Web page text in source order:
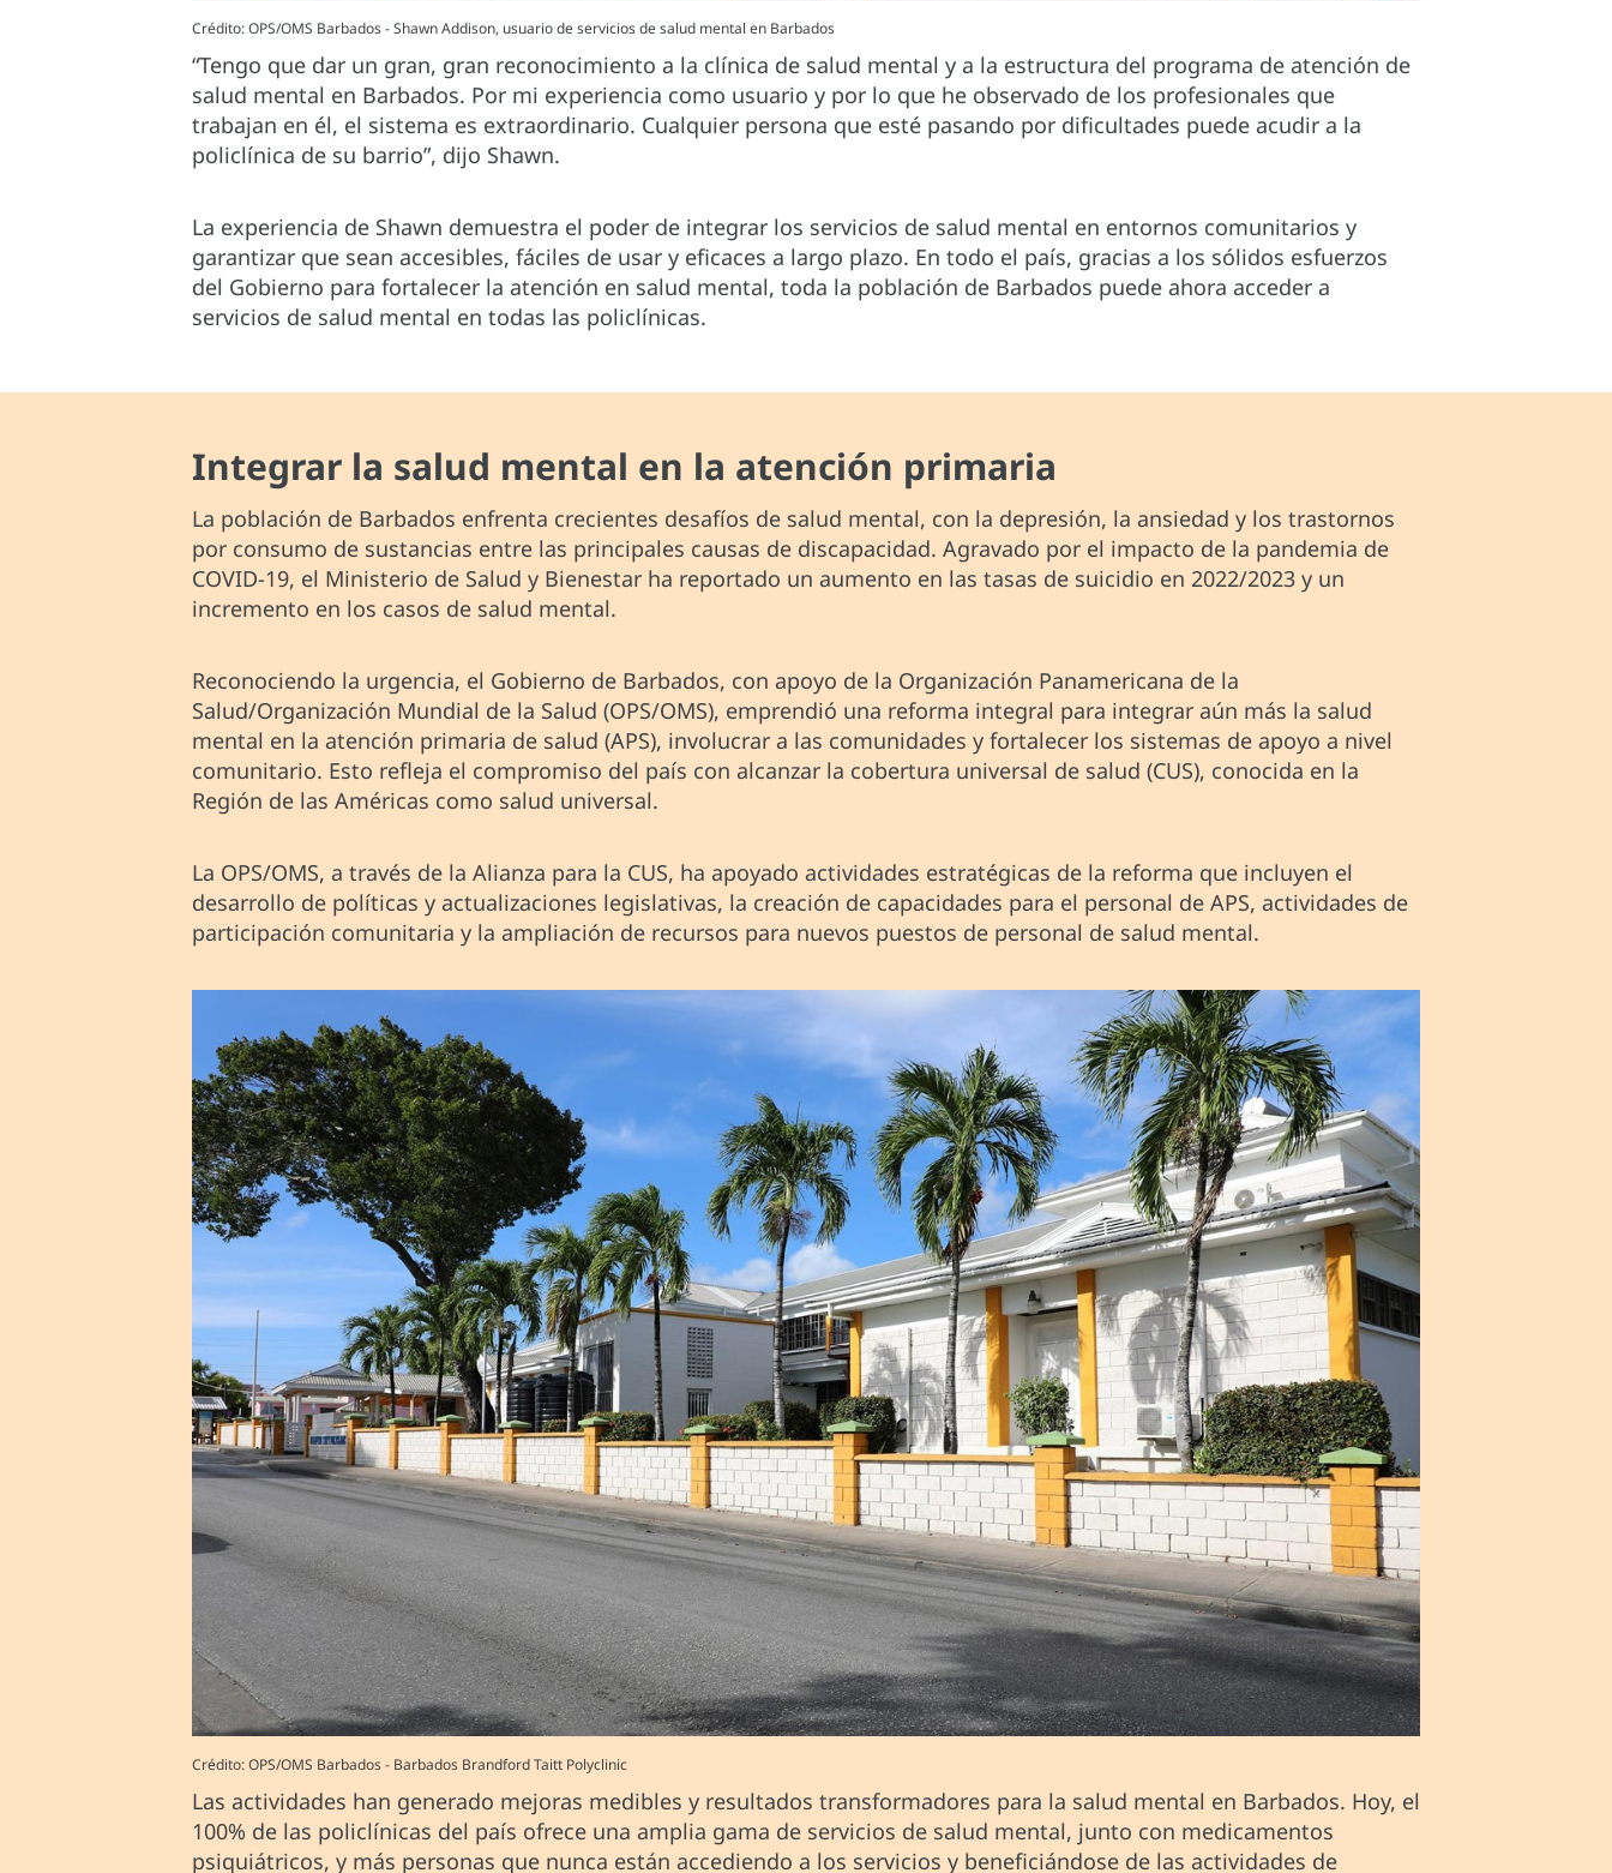
Crédito: OPS/OMS Barbados - Shawn Addison, usuario de servicios de salud mental en Barbados
“Tengo que dar un gran, gran reconocimiento a la clínica de salud mental y a la estructura del programa de atención de
salud mental en Barbados. Por mi experiencia como usuario y por lo que he observado de los profesionales que
trabajan en él, el sistema es extraordinario. Cualquier persona que esté pasando por dificultades puede acudir a la
policlínica de su barrio”, dijo Shawn.
La experiencia de Shawn demuestra el poder de integrar los servicios de salud mental en entornos comunitarios y
garantizar que sean accesibles, fáciles de usar y eficaces a largo plazo. En todo el país, gracias a los sólidos esfuerzos
del Gobierno para fortalecer la atención en salud mental, toda la población de Barbados puede ahora acceder a
servicios de salud mental en todas las policlínicas.
Integrar la salud mental en la atención primaria
La población de Barbados enfrenta crecientes desafíos de salud mental, con la depresión, la ansiedad y los trastornos
por consumo de sustancias entre las principales causas de discapacidad. Agravado por el impacto de la pandemia de
COVID-19, el Ministerio de Salud y Bienestar ha reportado un aumento en las tasas de suicidio en 2022/2023 y un
incremento en los casos de salud mental.
Reconociendo la urgencia, el Gobierno de Barbados, con apoyo de la Organización Panamericana de la
Salud/Organización Mundial de la Salud (OPS/OMS), emprendió una reforma integral para integrar aún más la salud
mental en la atención primaria de salud (APS), involucrar a las comunidades y fortalecer los sistemas de apoyo a nivel
comunitario. Esto refleja el compromiso del país con alcanzar la cobertura universal de salud (CUS), conocida en la
Región de las Américas como salud universal.
La OPS/OMS, a través de la Alianza para la CUS, ha apoyado actividades estratégicas de la reforma que incluyen el
desarrollo de políticas y actualizaciones legislativas, la creación de capacidades para el personal de APS, actividades de
participación comunitaria y la ampliación de recursos para nuevos puestos de personal de salud mental.
Crédito: OPS/OMS Barbados - Barbados Brandford Taitt Polyclinic
Las actividades han generado mejoras medibles y resultados transformadores para la salud mental en Barbados. Hoy, el
100% de las policlínicas del país ofrece una amplia gama de servicios de salud mental, junto con medicamentos
psiquiátricos, y más personas que nunca están accediendo a los servicios y beneficiándose de las actividades de